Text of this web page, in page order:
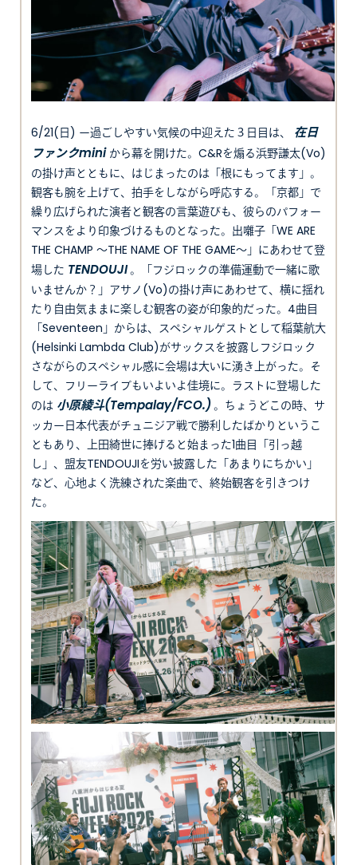
6/21(日) ー過ごしやすい気候の中迎えた３日目は、
在日
ファンクmini から幕を開けた。C&Rを煽る浜野謙太(Vo)
の掛け声とともに、はじまったのは「根にもってます」。
観客も腕を上げて、拍手をしながら呼応する。「京都」で
繰り広げられた演者と観客の言葉遊びも、彼らのパフォー
マンスをより印象づけるものとなった。出囃子「WE ARE
THE CHAMP ～THE NAME OF THE GAME～」にあわせて登
場した TENDOUJI。「フジロックの準備運動で一緒に歌
いませんか？」アサノ(Vo)の掛け声にあわせて、横に揺れ
たり自由気ままに楽しむ観客の姿が印象的だった。4曲目
「Seventeen」からは、スペシャルゲストとして稲葉航大
(Helsinki Lambda Club)がサックスを披露しフジロック
さながらのスペシャル感に会場は大いに湧き上がった。そ
して、フリーライブもいよいよ佳境に。ラストに登場した
のは 小原綾斗(Tempalay/FCO.)。ちょうどこの時、サ
ッカー日本代表がチュニジア戦で勝利したばかりというこ
ともあり、上田綺世に捧げると始まった1曲目「引っ越
し」、盟友TENDOUJIを労い披露した「あまりにちかい」
など、心地よく洗練された楽曲で、終始観客を引きつけ
た。